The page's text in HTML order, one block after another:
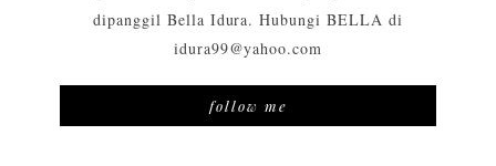
dipanggil Bella Idura. Hubungi BELLA di
idura99@yahoo.com
follow me